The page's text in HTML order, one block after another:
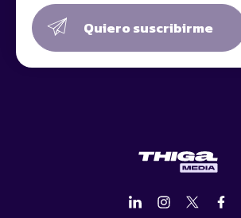
Quiero suscribirme